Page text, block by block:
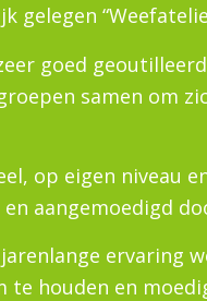
gelegen
goed
samen om
op eigen niveau
aangemoedigd
ervaring
te houden en